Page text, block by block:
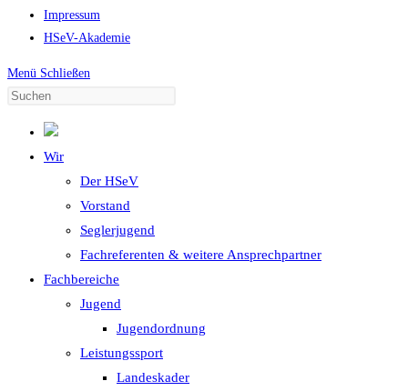
Impressum
HSeV-Akademie
Menü Schließen
Wir
Der HSeV
Vorstand
Seglerjugend
Fachreferenten & weitere Ansprechpartner
Fachbereiche
Jugend
Jugendordnung
Leistungssport
Landeskader